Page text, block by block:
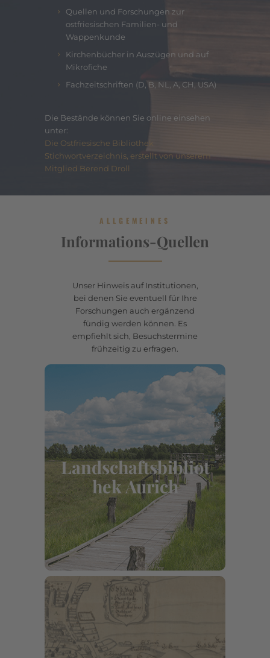
Quellen und Forschungen zur
ostfriesischen Familien- und
Wappenkunde
Kirchenbücher in Auszügen und auf
Mikrofiche
Fachzeitschriften (D, B, NL, A, CH, USA)
Die Bestände können Sie online einsehen
unter:
Die Ostfriesische Bibliothek
Stichwortverzeichnis, erstellt von unserem
Mitglied Berend Droll
ALLGEMEINES
Informations-Quellen
Unser Hinweis auf Institutionen,
bei denen Sie eventuell für Ihre
Forschungen auch ergänzend
fündig werden können. Es
empfiehlt sich, Besuchstermine
frühzeitig zu erfragen.
Landschaftsbibliot
hek Aurich
Landschaftsbibliot
hek Aurich
Fischteichweg 16, 26603 Aurich
Mehr erfahren
Nds. Landesarchiv-
Staatsarchiv Aurich